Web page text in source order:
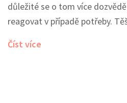
důležité se o tom více
reagovat v případě potřeby.
Číst více